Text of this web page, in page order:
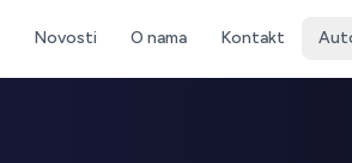
Novosti O nama Kontakt